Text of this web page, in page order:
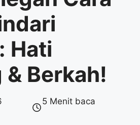
Hati
& Berkah!
5 Menit baca